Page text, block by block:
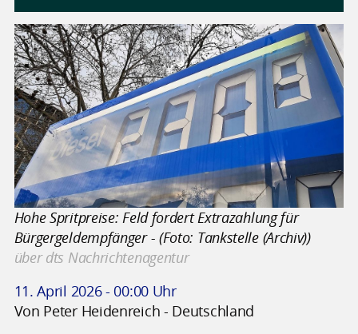
Hohe Spritpreise: Feld fordert Extrazahlung für
Bürgergeldempfänger - (Foto: Tankstelle (Archiv))
über dts Nachrichtenagentur
11. April 2026 - 00:00 Uhr
Von Peter Heidenreich - Deutschland